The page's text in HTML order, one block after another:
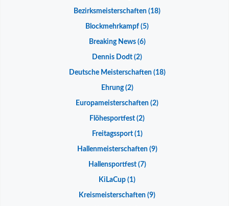
Bezirksmeisterschaften (18)
Blockmehrkampf (5)
Breaking News(6)
Dennis Dodt (2)
Deutsche Meisterschaften(18)
Ehrung(2)
Europameisterschaften (2)
Flöhesportfest (2)
Freitagssport(1)
Hallenmeisterschaften(9)
Hallensportfest(7)
KiLaCup (1)
Kreismeisterschaften (9)